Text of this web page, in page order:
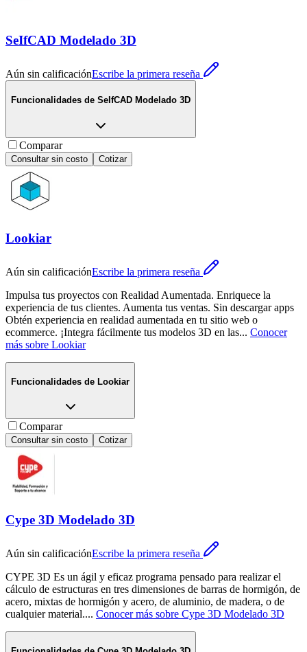
SeIfCAD Modelado 3D
Aún sin calificaciónEscribe la primera reseña
Funcionalidades de SeIfCAD Modelado 3D
Comparar
Consultar sin costo Cotizar
Lookiar
Aún sin calificaciónEscribe la primera reseña
Impulsa tus proyectos con Realidad Aumentada. Enriquece la
experiencia de tus clientes. Aumenta tus ventas. Sin descargar apps
Obtén experiencia en realidad aumentada en tu sitio web o
ecommerce. ¡Integra fácilmente tus modelos 3D en las... Conocer
más sobre Lookiar
Funcionalidades de Lookiar
Comparar
Consultar sin costo Cotizar
Cype 3D Modelado 3D
Aún sin calificaciónEscribe la primera reseña
CYPE 3D Es un ágil y eficaz programa pensado para realizar el
cálculo de estructuras en tres dimensiones de barras de hormigón, de
acero, mixtas de hormigón y acero, de aluminio, de madera, o de
cualquier material.... Conocer más sobre Cype 3D Modelado 3D